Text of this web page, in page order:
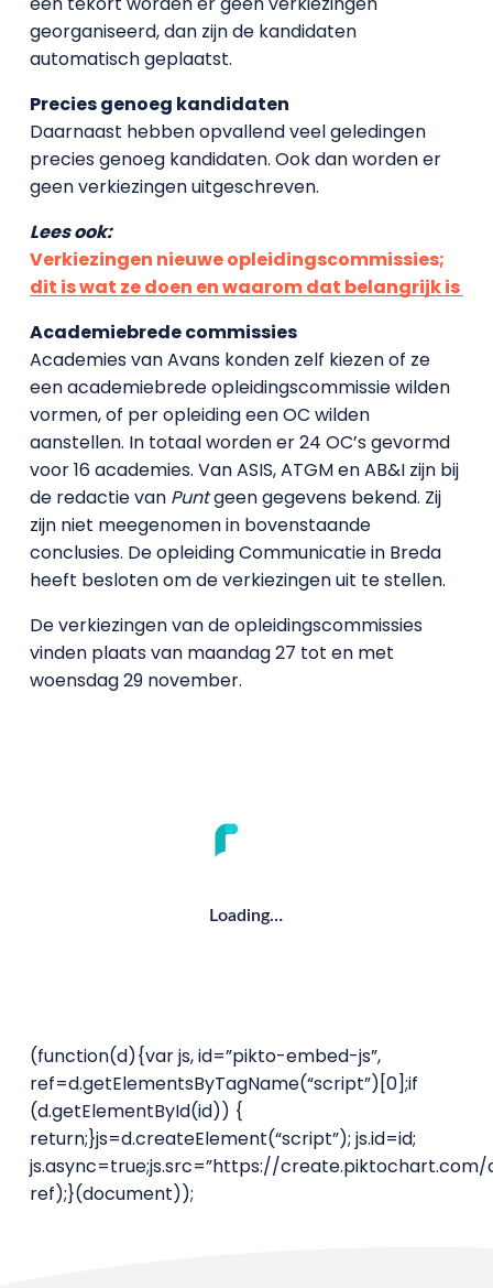
georganiseerd, dan zijn de kandidaten
automatisch geplaatst.
Precies genoeg kandidaten
Daarnaast hebben opvallend veel geledingen
precies genoeg kandidaten. Ook dan worden er
geen verkiezingen uitgeschreven.
Lees ook:
Verkiezingen nieuwe opleidingscommissies;
dit is wat ze doen en waarom dat belangrijk is
Academiebrede commissies
Academies van Avans konden zelf kiezen of ze
een academiebrede opleidingscommissie wilden
vormen, of per opleiding een OC wilden
aanstellen. In totaal worden er 24 OC’s gevormd
voor 16 academies. Van ASIS, ATGM en AB&I zijn bij
de redactie van Puntgeen gegevens bekend. Zij
zijn niet meegenomen in bovenstaande
conclusies. De opleiding Communicatie in Breda
heeft besloten om de verkiezingen uit te stellen.
De verkiezingen van de opleidingscommissies
vinden plaats van maandag 27 tot en met
woensdag 29 november.
Loading…
(function(d){var js, id=”pikto-embed-js”,
ref=d.getElementsByTagName(“script”)[0];if
(d.getElementById(id)) {
return;}js=d.createElement(“script”); js.id=id;
js.async=true;js.src=”https://
ref);}(document));